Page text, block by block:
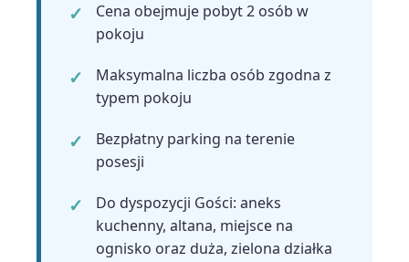
Cena obejmuje pobyt 2 osób w
pokoju
Maksymalna liczba osób zgodna z
typem pokoju
Bezpłatny parking na terenie
posesji
Do dyspozycji Gości: aneks
kuchenny, altana, miejsce na
ognisko oraz duża, zielona działka